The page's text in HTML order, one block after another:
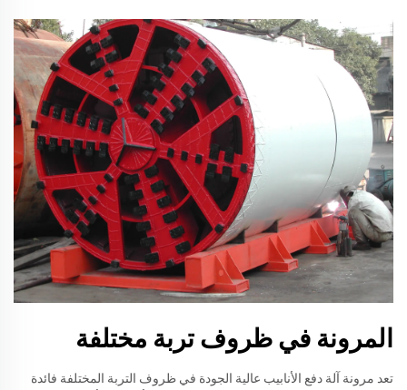
المرونة في ظروف تربة مختلفة
تعد مرونة آلة دفع الأنابيب عالية الجودة في ظروف التربة المختلفة فائدة